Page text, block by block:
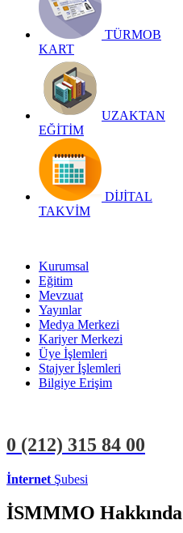
TÜRMOB
KART
UZAKTAN
EĞİTİM
DİJİTAL
TAKVİM
Kurumsal
Eğitim
Mevzuat
Yayınlar
Medya Merkezi
Kariyer Merkezi
Üye İşlemleri
Stajyer İşlemleri
Bilgiye Erişim
0 (212) 315 84 00
İnternet Şubesi
İSMMMO Hakkında